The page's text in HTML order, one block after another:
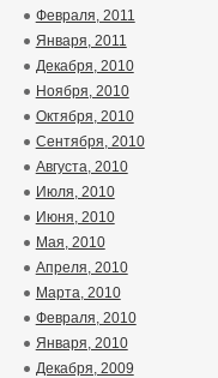
Февраля, 2011
Января, 2011
Декабря, 2010
Ноября, 2010
Октября, 2010
Сентября, 2010
Августа, 2010
Июля, 2010
Июня, 2010
Мая, 2010
Апреля, 2010
Марта, 2010
Февраля, 2010
Января, 2010
Декабря, 2009